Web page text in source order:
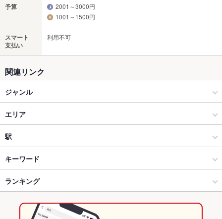
予算
2001～3000円
1001～1500円
スマート
支払い
利用不可
関連リンク
ジャンル
和食
和食全般
安城・刈谷・岡崎・知立・蒲郡 × 和食
安城・刈谷・岡崎・知立・蒲郡 × 和食全般
野田新町駅 × 和食
エリア
刈谷
刈谷 × 和食
刈谷 × 和食全般
駅
刈谷駅
重原駅
野田新町駅
キーワード
からあげ
ランキング
愛知のグルメランキング